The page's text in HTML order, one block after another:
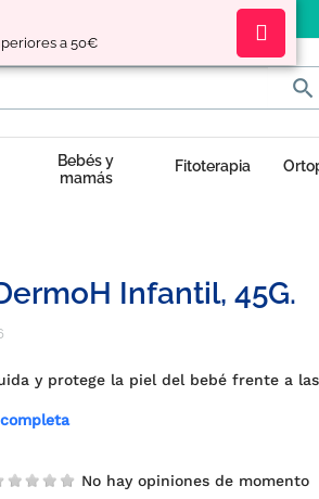
a 50€

Bebés y
mamás
Fitoterapia
Infantil, 45G.
y protege la piel del bebé frente a
No hay opiniones de momento